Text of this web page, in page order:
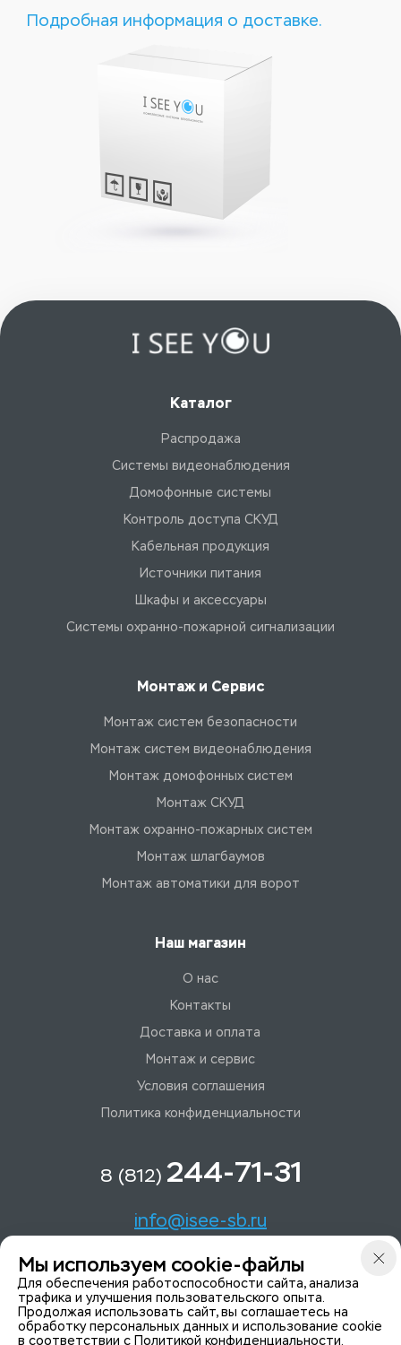
Подробная информация о доставке.
Каталог
Распродажа
Системы видеонаблюдения
Домофонные системы
Контроль доступа СКУД
Кабельная продукция
Источники питания
Шкафы и аксессуары
Системы охранно-пожарной сигнализации
Монтаж и Сервис
Монтаж систем безопасности
Монтаж систем видеонаблюдения
Монтаж домофонных систем
Монтаж СКУД
Монтаж охранно-пожарных систем
Монтаж шлагбаумов
Монтаж автоматики для ворот
Наш магазин
О нас
Контакты
Доставка и оплата
Монтаж и сервис
Условия соглашения
Политика конфиденциальности
8 (812) 244-71-31
info@isee-sb.ru
Светлановский пр-кт, д. 70, корп. 1
Мы в Telegam
Мы используем cookie-файлы
Для обеспечения работоспособности сайта, анализа
трафика и улучшения пользовательского опыта.
Продолжая использовать сайт, вы соглашаетесь на
обработку персональных данных и использование cookie
в соответствии с Политикой конфиденциальности.